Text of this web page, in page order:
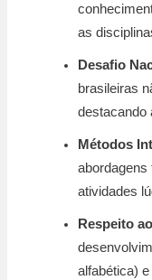
as
Desafio
brasileiras
destacando
Métodos
abordagens
atividades
Respeito
alfabética)